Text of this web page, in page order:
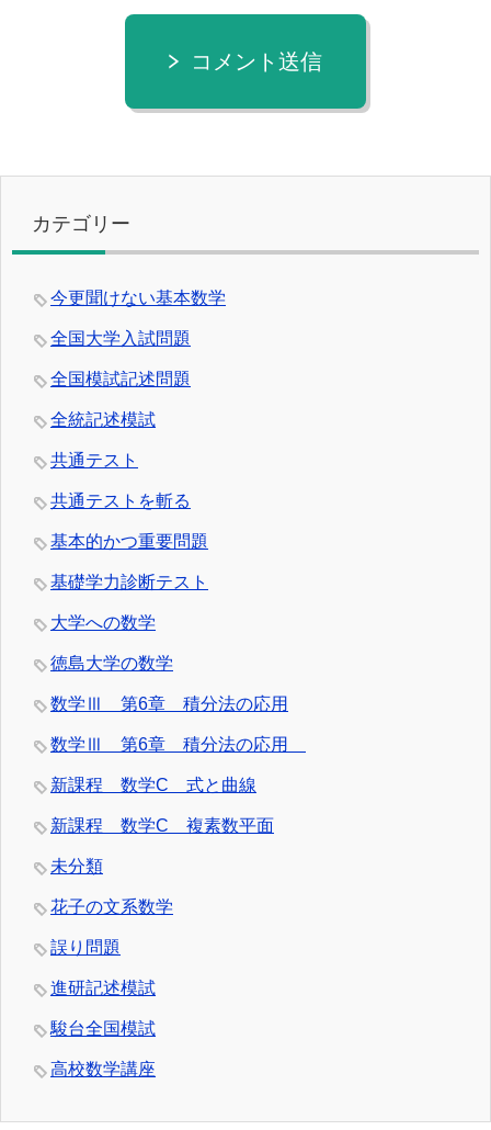
コメント送信
カテゴリー
今更聞けない基本数学
全国大学入試問題
全国模試記述問題
全統記述模試
共通テスト
共通テストを斬る
基本的かつ重要問題
基礎学力診断テスト
大学への数学
徳島大学の数学
数学Ⅲ 第6章 積分法の応用
数学Ⅲ 第6章 積分法の応用
新課程 数学C 式と曲線
新課程 数学C 複素数平面
未分類
花子の文系数学
誤り問題
進研記述模試
駿台全国模試
高校数学講座